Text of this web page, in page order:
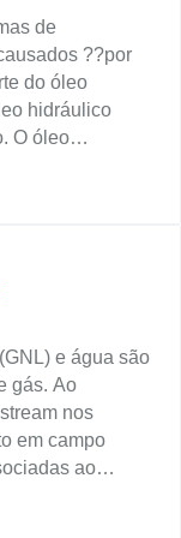
outro
nível mais
ou de
de
??por
do óleo
hidráulico
O óleo
tanques
reservatório
de
de lubrificação
turbinas,
com
e água são
gás. Ao
nos
em campo
ao
O combustível